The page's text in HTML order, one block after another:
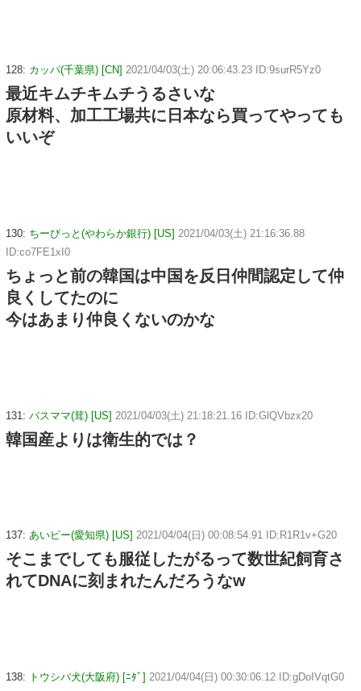
128: カッパ(千葉県) [CN] 2021/04/03(土) 20:06:43.23 ID:9surR5Yz0
最近キムチキムチうるさいな
原材料、加工工場共に日本なら買ってやっても
いいぞ
130: ちーぴっと(やわらか銀行) [US] 2021/04/03(土) 21:16:36.88
ID:co7FE1xI0
ちょっと前の韓国は中国を反日仲間認定して仲
良くしてたのに
今はあまり仲良くないのかな
131: バスママ(茸) [US] 2021/04/03(土) 21:18:21.16 ID:GlQVbzx20
韓国産よりは衛生的では？
137: あいピー(愛知県) [US] 2021/04/04(日) 00:08:54.91 ID:R1R1v+G20
そこまでしても服従したがるって数世紀飼育さ
れてDNAに刻まれたんだろうなw
138: トウシバ犬(大阪府) [ﾆﾀﾞ] 2021/04/04(日) 00:30:06.12 ID:gDoIVqtG0